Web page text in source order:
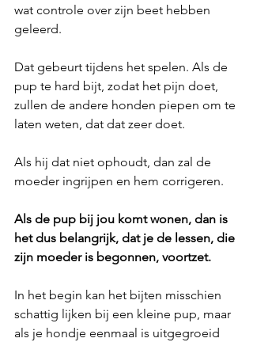
wat controle over zijn beet hebben
geleerd.
Dat gebeurt tijdens het spelen. Als de
pup te hard bijt, zodat het pijn doet,
zullen de andere honden piepen om te
laten weten, dat dat zeer doet.
Als hij dat niet ophoudt, dan zal de
moeder ingrijpen en hem corrigeren.
Als de pup bij jou komt wonen, dan is
het dus belangrijk, dat je de lessen, die
zijn moeder is begonnen, voortzet.
In het begin kan het bijten misschien
schattig lijken bij een kleine pup, maar
als je hondje eenmaal is uitgegroeid